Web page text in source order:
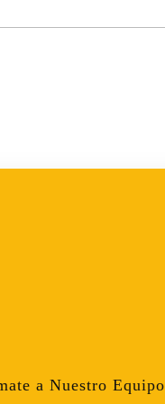
a Nuestro Equipo